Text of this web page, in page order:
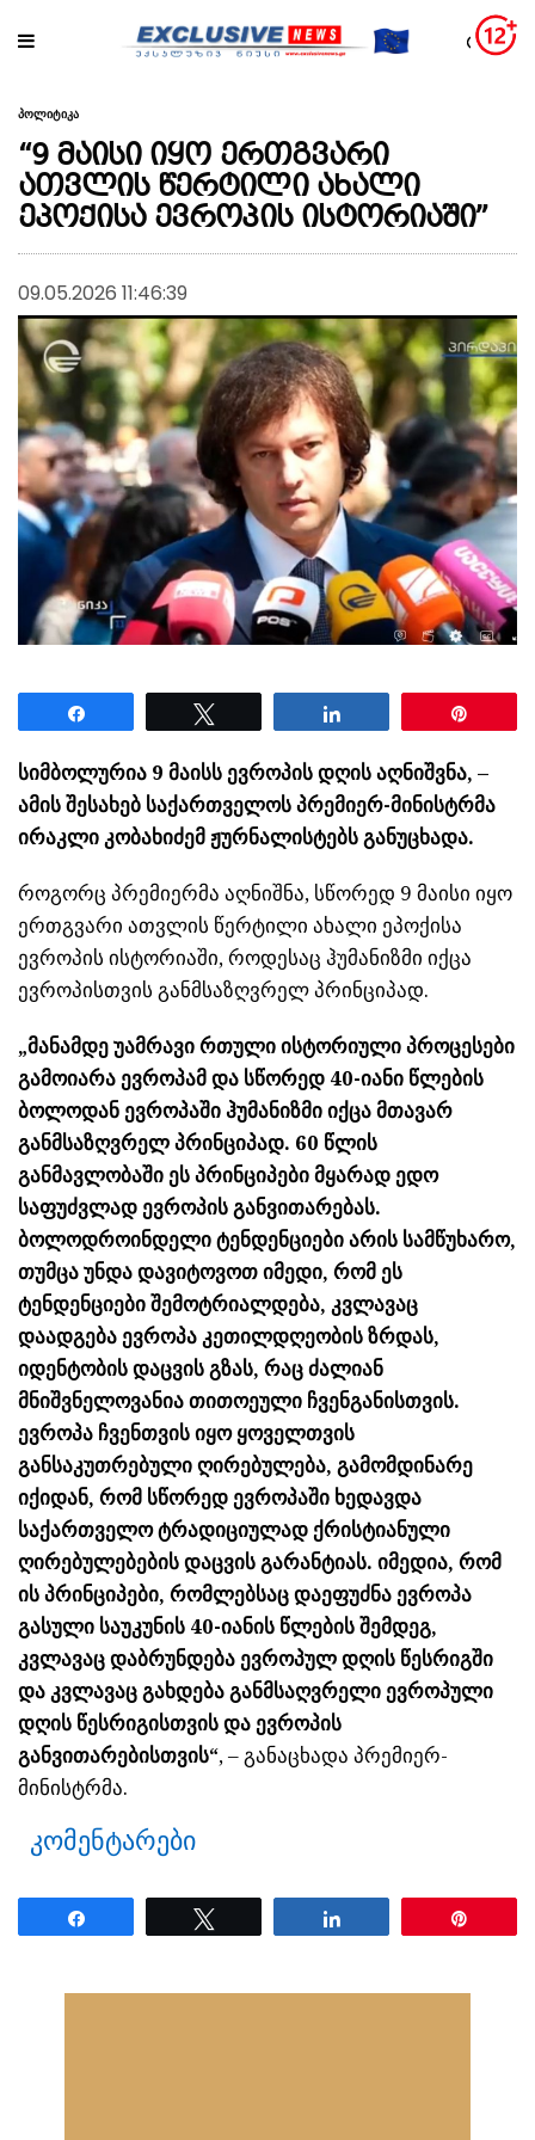
პოლიტიკა
“9 მაისი იყო ერთგვარი
ათვლის წერტილი ახალი
ეპოქისა ევროპის ისტორიაში”
09.05.2026 11:46:39
სიმბოლურია 9 მაისს ევროპის დღის აღნიშვნა, –
ამის შესახებ საქართველოს პრემიერ-მინისტრმა
ირაკლი კობახიძემ ჟურნალისტებს განუცხადა.
როგორც პრემიერმა აღნიშნა, სწორედ 9 მაისი იყო
ერთგვარი ათვლის წერტილი ახალი ეპოქისა
ევროპის ისტორიაში, როდესაც ჰუმანიზმი იქცა
ევროპისთვის განმსაზღვრელ პრინციპად.
„მანამდე უამრავი რთული ისტორიული პროცესები
გამოიარა ევროპამ და სწორედ 40-იანი წლების
ბოლოდან ევროპაში ჰუმანიზმი იქცა მთავარ
განმსაზღვრელ პრინციპად. 60 წლის
განმავლობაში ეს პრინციპები მყარად ედო
საფუძვლად ევროპის განვითარებას.
ბოლოდროინდელი ტენდენციები არის სამწუხარო,
თუმცა უნდა დავიტოვოთ იმედი, რომ ეს
ტენდენციები შემოტრიალდება, კვლავაც
დაადგება ევროპა კეთილდღეობის ზრდას,
იდენტობის დაცვის გზას, რაც ძალიან
მნიშვნელოვანია თითოეული ჩვენგანისთვის.
ევროპა ჩვენთვის იყო ყოველთვის
განსაკუთრებული ღირებულება, გამომდინარე
იქიდან, რომ სწორედ ევროპაში ხედავდა
საქართველო ტრადიციულად ქრისტიანული
ღირებულებების დაცვის გარანტიას. იმედია, რომ
ის პრინციპები, რომლებსაც დაეფუძნა ევროპა
გასული საუკუნის 40-იანის წლების შემდეგ,
კვლავაც დაბრუნდება ევროპულ დღის წესრიგში
და კვლავაც გახდება განმსაღვრელი ევროპული
დღის წესრიგისთვის და ევროპის
განვითარებისთვის“, – განაცხადა პრემიერ-
მინისტრმა.
კომენტარები